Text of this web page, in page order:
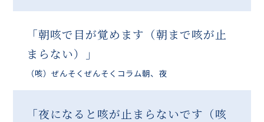
「朝咳で目が覚めます（朝まで咳が止
まらない）」
（咳）ぜんそく ぜんそくコラム朝、夜
「夜になると咳が止まらないです（咳